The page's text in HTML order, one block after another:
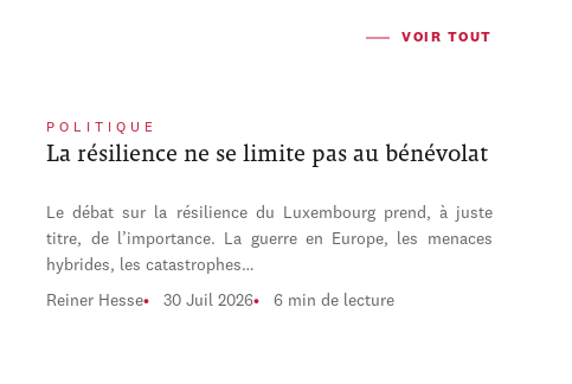
VOIR TOUT
POLITIQUE
La résilience ne se limite pas au bénévolat
Le débat sur la résilience du Luxembourg prend, à juste
titre, de l’importance. La guerre en Europe, les menaces
hybrides, les catastrophes…
Reiner Hesse 30 Juil 2026 6 min de lecture